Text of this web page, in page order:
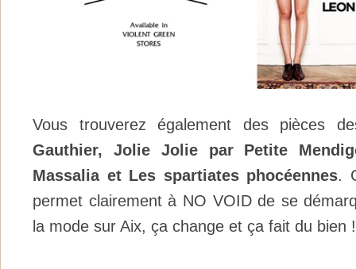
Vous trouverez également des pièces
Gauthier, Jolie Jolie par Petite
Massalia et Les spartiates phocéennes.
permet clairement à NO VOID de se
la mode sur Aix, ça change et ça fait du bien !